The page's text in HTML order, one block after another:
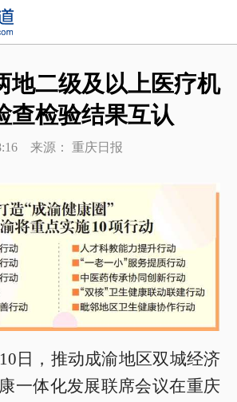
地二级及以上医疗机
查检验结果互认
来源： 重庆日报
，推动成渝地区双城经济
一体化发展联席会议在重庆